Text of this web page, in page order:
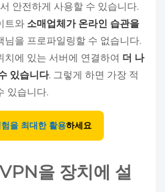
안전하게 사용할 수 있습니다.
트와 소매업체가 온라인 습관을
님을 프로파일링할 수 없습니다.
치에 있는 서버에 연결하여 더 나
있습니다. 그렇게 하면 가장 적
있습니다.
을 최대한 활용하세요
을 장치에 설